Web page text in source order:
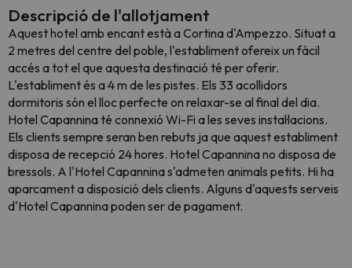
Descripció de l'allotjament
Aquest hotel amb encant està a Cortina d'Ampezzo. Situat a
2 metres del centre del poble, l'establiment ofereix un fàcil
accés a tot el que aquesta destinació té per oferir.
L'establiment és a 4 m de les pistes. Els 33 acollidors
dormitoris són el lloc perfecte on relaxar-se al final del dia.
Hotel Capannina té connexió Wi-Fi a les seves instal·lacions.
Els clients sempre seran ben rebuts ja que aquest establiment
disposa de recepció 24 hores. Hotel Capannina no disposa de
bressols. A l'Hotel Capannina s'admeten animals petits. Hi ha
aparcament a disposició dels clients. Alguns d'aquests serveis
d'Hotel Capannina poden ser de pagament.